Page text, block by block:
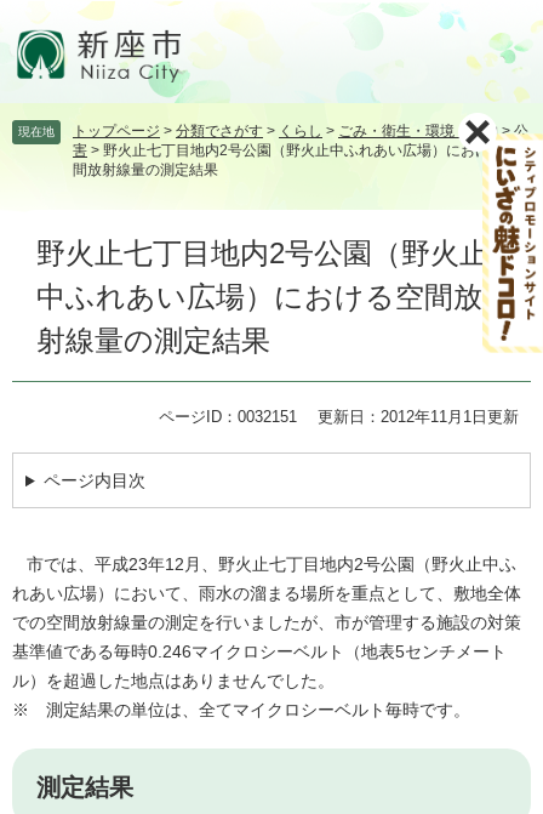
頭飛 現在地 トップページ > 分類でさがす > くらし > ごみ・衛生・環境・動物 >公
害 > 野火止七丁目地内2号公園（野火止中ふれあい広場）における空
間放射線量の測定結果
野火止七丁目地内2号公園（野火止
中ふれあい広場）における空間放
射線量の測定結果
ページID：0032151 更新日：2012年11月1日更新
ページ内目次
市では、平成23年12月、野火止七丁目地内2号公園（野火止中ふ
れあい広場）において、雨水の溜まる場所を重点として、敷地全体
での空間放射線量の測定を行いましたが、市が管理する施設の対策
基準値である毎時0.246マイクロシーベルト（地表5センチメート
ル）を超過した地点はありませんでした。
※ 測定結果の単位は、全てマイクロシーベルト毎時です。
測定結果